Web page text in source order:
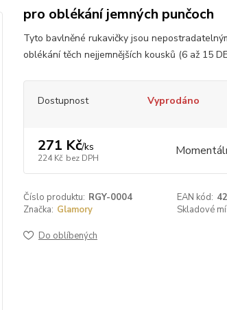
pro oblékání jemných punčoch
Tyto bavlněné rukavičky jsou
oblékání těch nejjemnějších kousků (6 až 15
Dostupnost Vyprodáno
271 Kč/ks
224 Kč bez DPH
Číslo produktu: RGY-0004 EAN kód:
Značka: Glamory Skladové
Do oblíbených